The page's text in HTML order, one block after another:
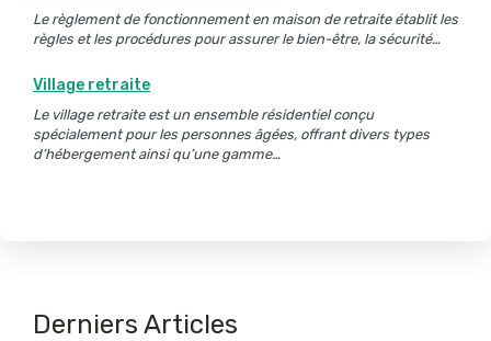
Le règlement de fonctionnement en maison de retraite établit les
règles et les procédures pour assurer le bien-être, la sécurité…
Village retraite
Le village retraite est un ensemble résidentiel conçu
spécialement pour les personnes âgées, offrant divers types
d’hébergement ainsi qu’une gamme…
Derniers Articles